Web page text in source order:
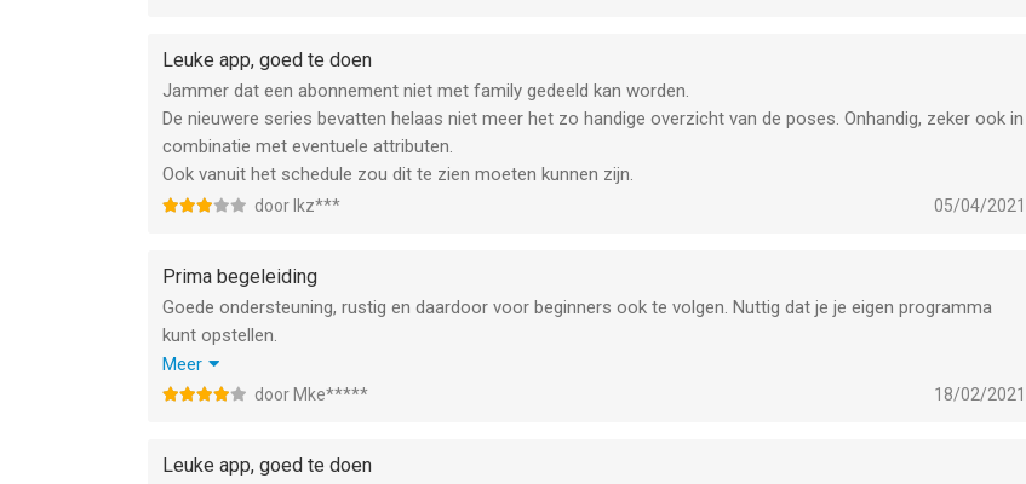
Leuke app, goed te doen
Jammer dat een abonnement niet met family gedeeld kan worden.
De nieuwere series bevatten helaas niet meer het zo handige overzicht van de poses. Onhandig, zeker ook in
combinatie met eventuele attributen.
Ook vanuit het schedule zou dit te zien moeten kunnen zijn.
door Ikz*** 05/04/2021
Prima begeleiding
Goede ondersteuning, rustig en daardoor voor beginners ook te volgen. Nuttig dat je je eigen programma
kunt opstellen.
I love the classes, but I really miss Pilates. Could you add some P lessons as well?
Thanks
Meer
door Mke***** 18/02/2021
Leuke app, goed te doen